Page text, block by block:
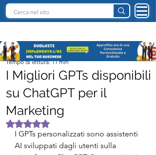
I Migliori GPTs disponibili
su ChatGPT per il
Marketing
Team I.A. Italia
Tempo di lettura: 11 min
Valutazione NaN stelle su 5.
I GPTs personalizzati sono assistenti
AI sviluppati dagli utenti sulla